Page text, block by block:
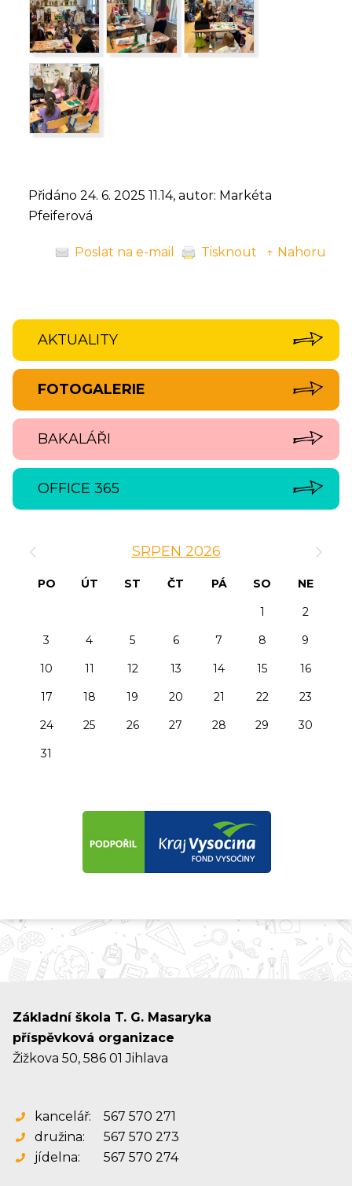
Přidáno 24. 6. 2025 11.14, autor: Markéta
Pfeiferová
Poslat na e-mail Tisknout ↑ Nahoru
AKTUALITY
FOTOGALERIE
BAKALÁŘI
OFFICE 365
SRPEN 2026
PO ÚT ST ČT PÁ SO
NE
1
2
3
4 5 6 7 8
9
10
11 12 13 14 15
16
17
18 19 20 21 22
23
24
25 26 27 28 29
30
31
Základní škola T. G. Masaryka
příspěvková organizace
Žižkova 50, 586 01 Jihlava
kancelář:
567 570 271
družina:
567 570 273
jídelna:
567 570 274